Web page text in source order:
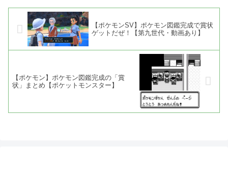
【ポケモンSV】ポケモン図鑑完成で賞状
ゲットだぜ！【第九世代・動画あり】
【ポケモン】ポケモン図鑑完成の「賞
状」まとめ【ポケットモンスター】